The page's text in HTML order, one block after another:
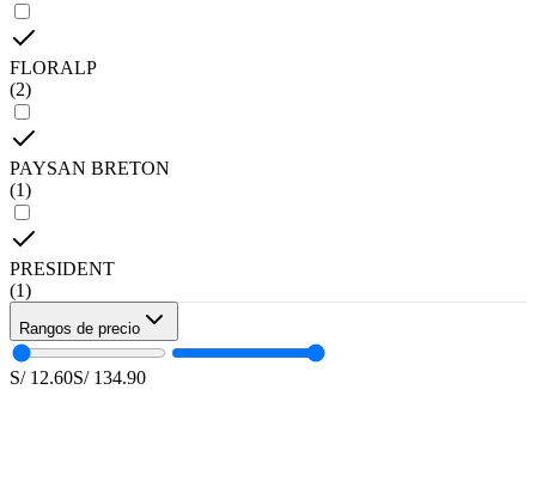
FLORALP
(2)
PAYSAN BRETON
(1)
PRESIDENT
(1)
Rangos de precio
S/ 12.60S/ 134.90